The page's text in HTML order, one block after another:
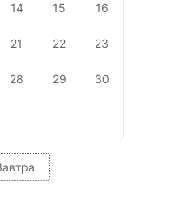
14 15 16
21 22 23
28 29 30